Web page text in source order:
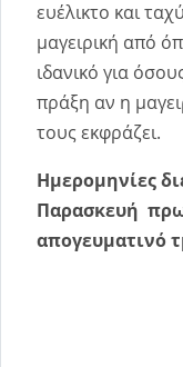
ευέλικτο και
μαγειρική από
ιδανικό για
πράξη αν η
τους εκφράζει.
Ημερομηνίες
Παρασκευή
απογευματινό